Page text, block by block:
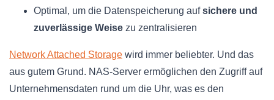
Optimal, um die Datenspeicherung aufsichere und
zuverlässige Weise zu zentralisieren
Network Attached Storage wird immer beliebter. Und das
aus gutem Grund. NAS-Server ermöglichen den Zugriff auf
Unternehmensdaten rund um die Uhr, was es den